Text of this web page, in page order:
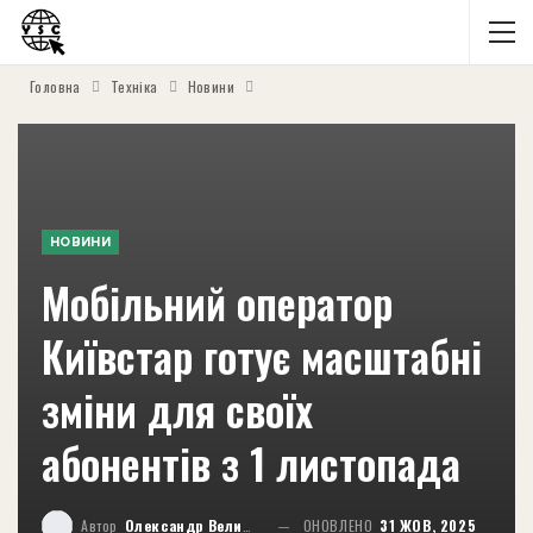
Головна Техніка Новини
НОВИНИ
Мобільний оператор
Київстар готує масштабні
зміни для своїх
абонентів з 1 листопада
Автор Олександр Великий ОНОВЛЕНО 31 ЖОВ, 2025